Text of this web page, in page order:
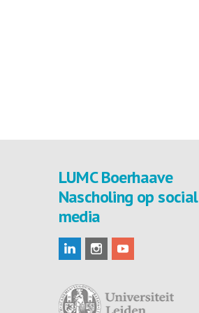
LUMC Boerhaave
Nascholing op social
media